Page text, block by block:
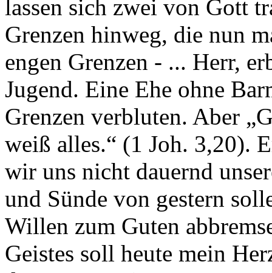
lassen sich zwei von Gott
Grenzen hinweg, die nun
engen Grenzen - ... Herr,
Jugend. Eine Ehe ohne
Grenzen verbluten. Aber
weiß alles.“ (1 Joh. 3,20).
wir uns nicht dauernd
und Sünde von gestern
Willen zum Guten
Geistes soll heute mein